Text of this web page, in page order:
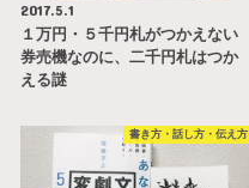
2017.5.1
１万円・５千円札がつかえない
券売機なのに、二千円札はつか
える謎
書き方・話し方・伝え方